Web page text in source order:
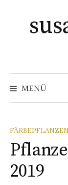
Inhalt
MENÜ
FÄRBEPFLANZEN
2019